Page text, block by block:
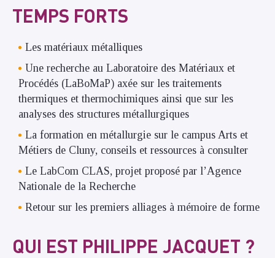
TEMPS FORTS
Les matériaux métalliques
Une recherche au Laboratoire des Matériaux et
Procédés (LaBoMaP) axée sur les traitements
thermiques et thermochimiques ainsi que sur les
analyses des structures métallurgiques
La formation en métallurgie sur le campus Arts et
Métiers de Cluny, conseils et ressources à consulter
Le LabCom CLAS, projet proposé par l’Agence
Nationale de la Recherche
Retour sur les premiers alliages à mémoire de forme
QUI EST PHILIPPE JACQUET ?